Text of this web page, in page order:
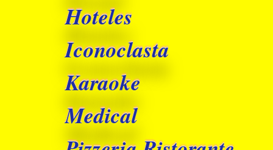
Hoteles
Iconoclasta
Karaoke
Medical